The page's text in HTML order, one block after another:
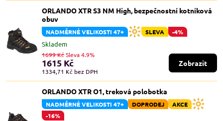
ORLANDO XTR S3 NM High, bezpečnostní kotníková
obuv
NADMĚRNÉ VELIKOSTI 47+ SLEVA -4%
Skladem
1615 Kč
1334,71 Kč bez DPH
1699 KčSleva 4.9%
Zobrazit
ORLANDO XTR O1, treková polobotka
NADMĚRNÉ VELIKOSTI 47+ DOPRODEJ
AKCE
-16%